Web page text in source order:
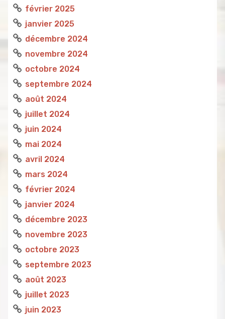
février 2025
janvier 2025
décembre 2024
novembre 2024
octobre 2024
septembre 2024
août 2024
juillet 2024
juin 2024
mai 2024
avril 2024
mars 2024
février 2024
janvier 2024
décembre 2023
novembre 2023
octobre 2023
septembre 2023
août 2023
juillet 2023
juin 2023